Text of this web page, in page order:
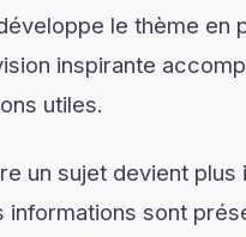
le thème en
inspirante
utiles.
un sujet devient plus
informations sont